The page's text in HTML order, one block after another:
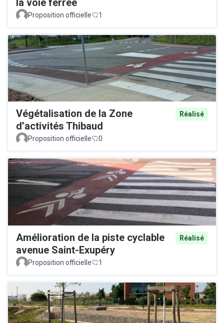
la voie ferrée
Proposition officielle 1
Végétalisation de la Zone
d’activités Thibaud
Réalisé
Proposition officielle 0
Amélioration de la piste cyclable
avenue Saint-Exupéry
Réalisé
Proposition officielle 1